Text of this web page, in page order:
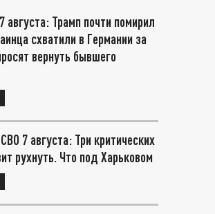
августа: Трамп почти помирил
схватили в Германии за
вернуть бывшего
7 августа: Три критических
рухнуть. Что под Харьковом